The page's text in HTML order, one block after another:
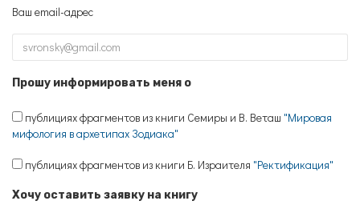
Ваш email-адрес
Прошу информировать меня о
публициях фрагментов из книги Семиры и В. Веташ "Мировая
мифология в архетипах Зодиака"
публициях фрагментов из книги Б. Израителя "Ректификация"
Хочу оставить заявку на книгу